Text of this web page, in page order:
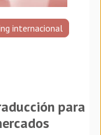
internacional
para